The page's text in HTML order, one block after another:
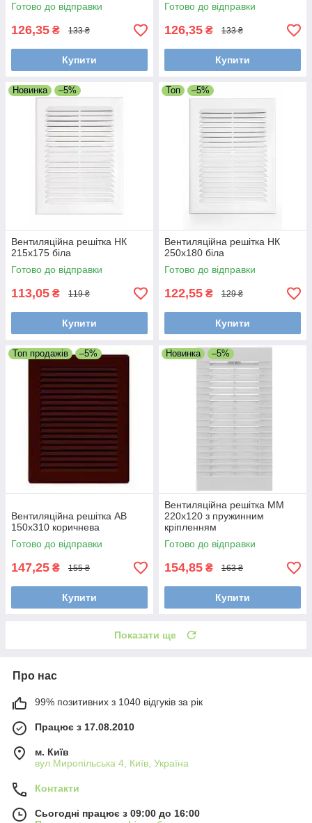
Готово до відправки
126,35 ₴ 133 ₴
Купити
Готово до відправки
126,35 ₴ 133 ₴
Купити
Новинка –5%
Вентиляційна решітка НК
215х175 біла
Готово до відправки
113,05 ₴ 119 ₴
Купити
Топ –5%
Вентиляційна решітка НК
250х180 біла
Готово до відправки
122,55 ₴ 129 ₴
Купити
Топ продажів –5%
Вентиляційна решітка АВ
150х310 коричнева
Готово до відправки
147,25 ₴ 155 ₴
Купити
Новинка –5%
Вентиляційна решітка ММ
220х120 з пружинним
кріпленням
Готово до відправки
154,85 ₴ 163 ₴
Купити
Показати ще
Про нас
99% позитивних з 1040 відгуків за рік
Працює з 17.08.2010
м. Київ
вул.Миропільська 4, Київ, Україна
Контакти
Сьогодні працює з 09:00 до 16:00